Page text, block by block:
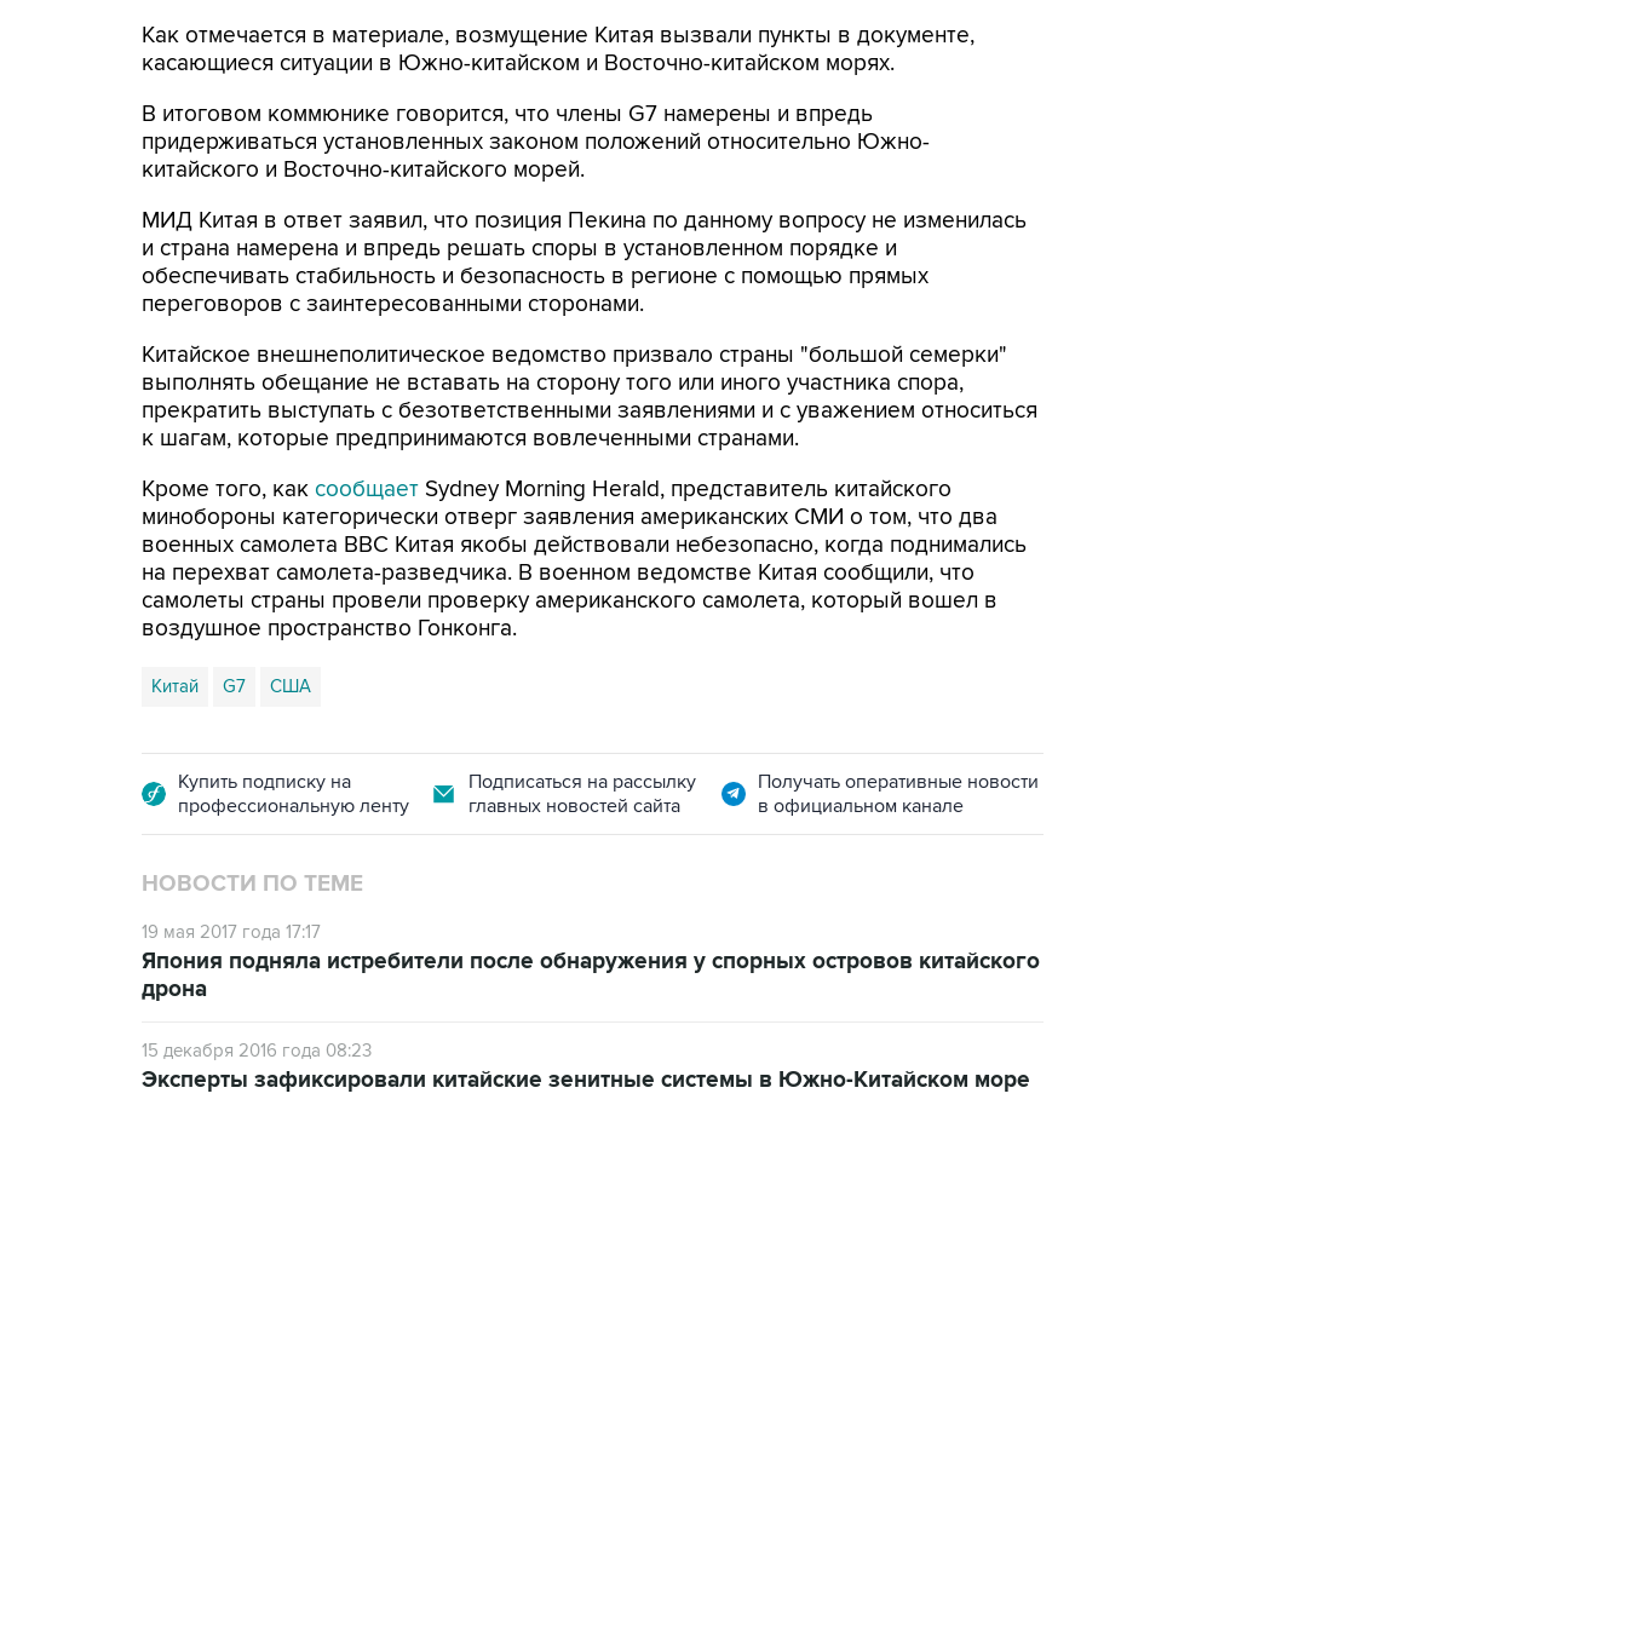
Как отмечается в материале, возмущение Китая вызвали пункты в документе,
касающиеся ситуации в Южно-китайском и Восточно-китайском морях.
В итоговом коммюнике говорится, что члены G7 намерены и впредь
придерживаться установленных законом положений относительно Южно-
китайского и Восточно-китайского морей.
МИД Китая в ответ заявил, что позиция Пекина по данному вопросу не изменилась
и страна намерена и впредь решать споры в установленном порядке и
обеспечивать стабильность и безопасность в регионе с помощью прямых
переговоров с заинтересованными сторонами.
Китайское внешнеполитическое ведомство призвало страны "большой семерки"
выполнять обещание не вставать на сторону того или иного участника спора,
прекратить выступать с безответственными заявлениями и с уважением относиться
к шагам, которые предпринимаются вовлеченными странами.
Кроме того, как сообщает Sydney Morning Herald, представитель китайского
минобороны категорически отверг заявления американских СМИ о том, что два
военных самолета ВВС Китая якобы действовали небезопасно, когда поднимались
на перехват самолета-разведчика. В военном ведомстве Китая сообщили, что
самолеты страны провели проверку американского самолета, который вошел в
воздушное пространство Гонконга.
Китай G7 США
Купить подписку на
профессиональную ленту
Подписаться на рассылку
главных новостей сайта
Получать оперативные новости
в официальном канале
НОВОСТИ ПО ТЕМЕ
19 мая 2017 года 17:17
Япония подняла истребители после обнаружения у спорных островов китайского
дрона
15 декабря 2016 года 08:23
Эксперты зафиксировали китайские зенитные системы в Южно-Китайском море